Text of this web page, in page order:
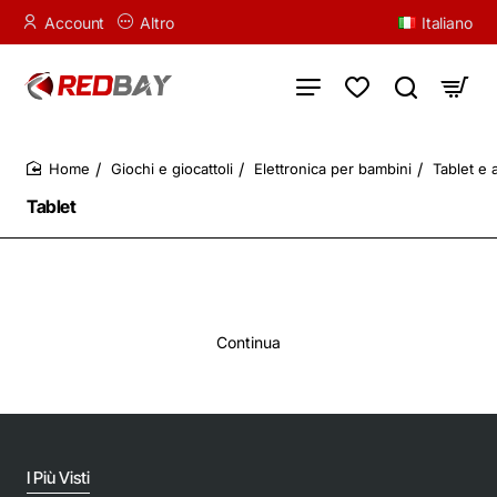
Account Altro Italiano
Tablet
Giochi e giocattoli Elettronica per bambini Tablet e
Continua
I Più Visti